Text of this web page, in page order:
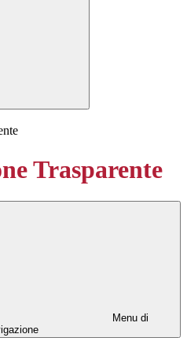
Trasparente
Menu di